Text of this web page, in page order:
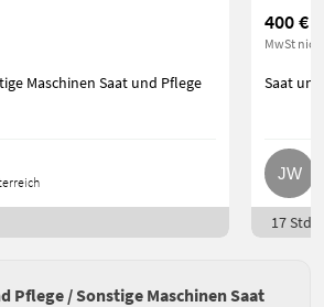
Maschinen Saat und Pflege
400 €
MwSt
Saat
17 Std.
Pflege / Sonstige Maschinen Saat